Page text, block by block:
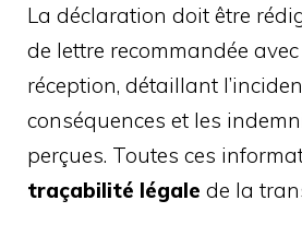
La déclaration doit être
de lettre recommandée
réception, détaillant
conséquences et les
perçues. Toutes ces
traçabilité légale de la